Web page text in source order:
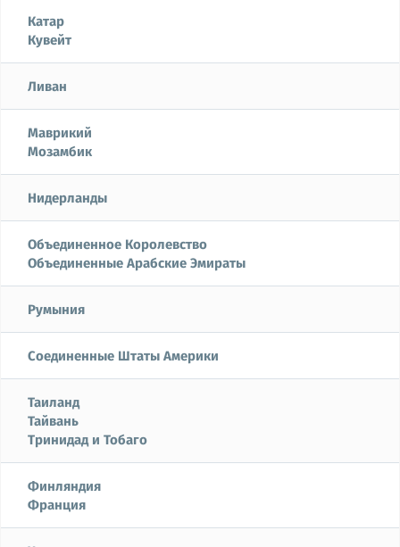
Катар
Кувейт
Ливан
Маврикий
Мозамбик
Нидерланды
Объединенное Королевство
Объединенные Арабские Эмираты
Румыния
Соединенные Штаты Америки
Таиланд
Тайвань
Тринидад и Тобаго
Финляндия
Франция